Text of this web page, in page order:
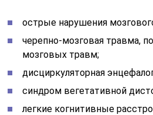
острые нарушения
черепно-мозговая травма,
мозговых травм;
дисциркуляторная
синдром вегетативной
легкие когнитивные